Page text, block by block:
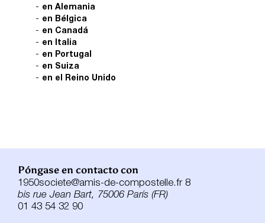
en Alemania
en Bélgica
en Canadá
en Italia
en Portugal
en Suiza
en el Reino Unido
Póngase en contacto con
1950societe@amis-de-compostelle.fr 8
bis rue Jean Bart, 75006 París (FR)
01 43 54 32 90